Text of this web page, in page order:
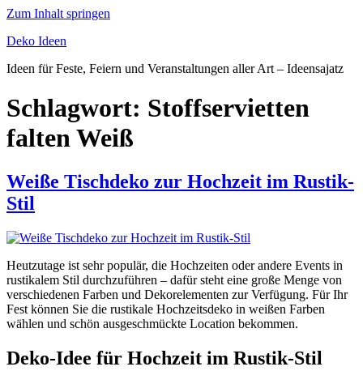
Zum Inhalt springen
Deko Ideen
Ideen für Feste, Feiern und Veranstaltungen aller Art – Ideensajatz
Schlagwort: Stoffservietten
falten Weiß
Weiße Tischdeko zur Hochzeit im Rustik-
Stil
Heutzutage ist sehr populär, die Hochzeiten oder andere Events in
rustikalem Stil durchzuführen – dafür steht eine große Menge von
verschiedenen Farben und Dekorelementen zur Verfügung. Für Ihr
Fest können Sie die rustikale Hochzeitsdeko in weißen Farben
wählen und schön ausgeschmückte Location bekommen.
Deko-Idee für Hochzeit im Rustik-Stil